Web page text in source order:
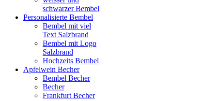
schwarzer Bembel
Personalisierte Bembel
Bembel mit viel
Text Salzbrand
Bembel mit Logo
Salzbrand
Hochzeits Bembel
Apfelwein Becher
Bembel Becher
Becher
Frankfurt Becher